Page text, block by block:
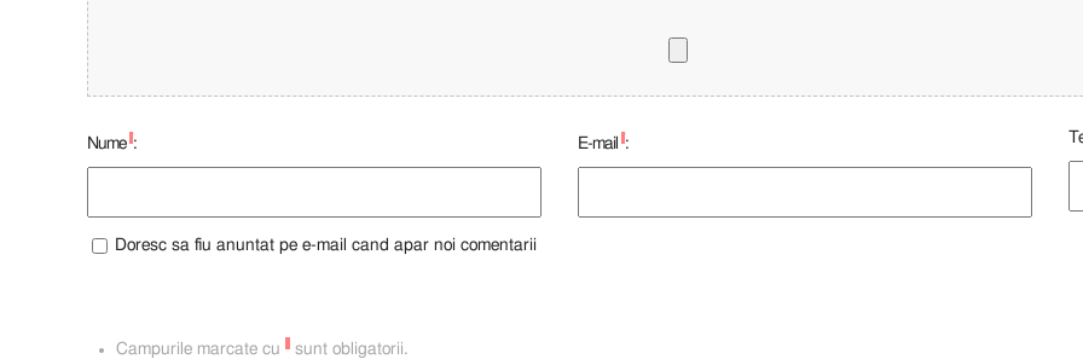
Nume : E-mail :
Doresc sa fiu anuntat pe e-mail cand apar noi comentarii
Campurile marcate cu
sunt obligatorii.